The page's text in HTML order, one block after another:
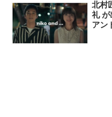
北村
礼
アン